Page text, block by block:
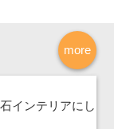
more
インテリアにし